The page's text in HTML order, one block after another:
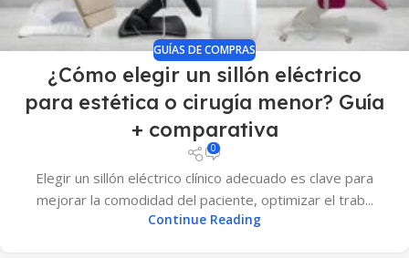
GUÍAS DE COMPRAS
¿Cómo elegir un sillón eléctrico
para estética o cirugía menor? Guía
+ comparativa
0
Elegir un sillón eléctrico clínico adecuado es clave para
mejorar la comodidad del paciente, optimizar el trab...
Continue Reading